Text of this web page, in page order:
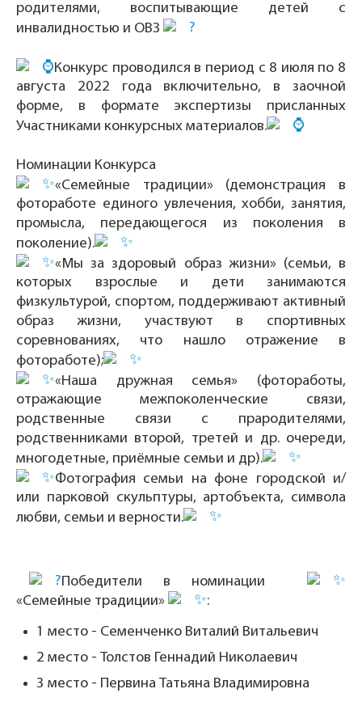
родителями, воспитывающие детей с
инвалидностью и ОВЗ
Конкурс проводился в период с 8 июля по 8
августа 2022 года включительно, в заочной
форме, в формате экспертизы присланных
Участниками конкурсных материалов.
Номинации Конкурса
«Семейные традиции» (демонстрация в
фотоработе единого увлечения, хобби, занятия,
промысла, передающегося из поколения в
поколение).
«Мы за здоровый образ жизни» (семьи, в
которых взрослые и дети занимаются
физкультурой, спортом, поддерживают активный
образ жизни, участвуют в спортивных
соревнованиях, что нашло отражение в
фотоработе);
«Наша дружная семья» (фотоработы,
отражающие межпоколенческие связи,
родственные связи с прародителями,
родственниками второй, третей и др. очереди,
многодетные, приёмные семьи и др).
Фотография семьи на фоне городской и/
или парковой скульптуры, артобъекта, символа
любви, семьи и верности.
Победители в номинации
«Семейные традиции»
:
1 место - Семенченко Виталий Витальевич
2 место - Толстов Геннадий Николаевич
3 место - Первина Татьяна Владимировна